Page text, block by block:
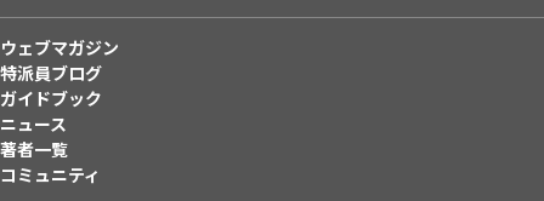
ウェブマガジン
特派員ブログ
ガイドブック
ニュース
著者一覧
コミュニティ